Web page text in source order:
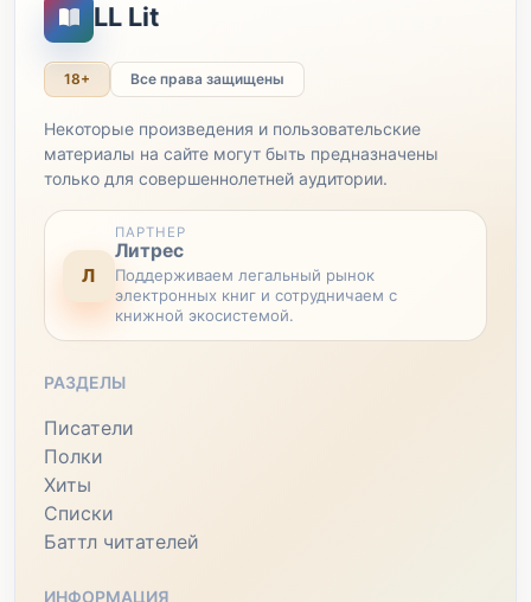
LL Lit
18+ Все права защищены
Некоторые произведения и пользовательские
материалы на сайте могут быть предназначены
только для совершеннолетней аудитории.
Л
ПАРТНЕР
Литрес
Поддерживаем легальный рынок
электронных книг и сотрудничаем с
книжной экосистемой.
РАЗДЕЛЫ
Писатели
Полки
Хиты
Списки
Баттл читателей
ИНФОРМАЦИЯ